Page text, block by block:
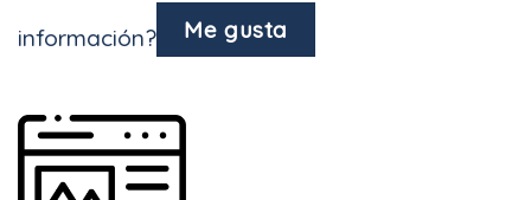
información?
Me gusta